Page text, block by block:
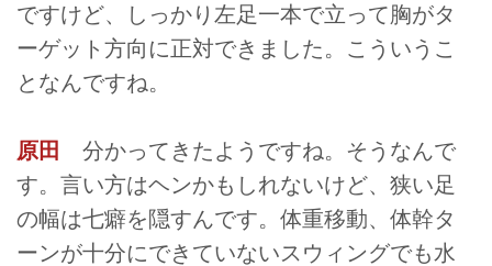
ですけど、しっかり左足一本で立って胸がタ
ーゲット方向に正対できました。こういうこ
となんですね。
原田
分かってきたようですね。そうなんで
す。言い方はヘンかもしれないけど、狭い足
の幅は七癖を隠すんです。体重移動、体幹タ
ーンが十分にできていないスウィングでも水